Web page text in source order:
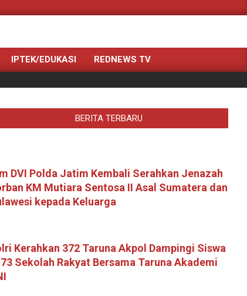
IPTEK/EDUKASI REDNEWS TV
BERITA TERBARU
DVI Polda Jatim Kembali Serahkan Jenazah
KM Mutiara Sentosa II Asal Sumatera dan
kepada Keluarga
Kerahkan 372 Taruna Akpol Dampingi Siswa
Sekolah Rakyat Bersama Taruna Akademi